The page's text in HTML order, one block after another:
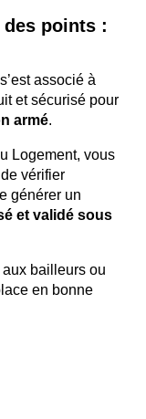
points :
associé à
et sécurisé pour
armé.
Logement, vous
vérifier
générer un
et validé sous
aux bailleurs ou
en bonne